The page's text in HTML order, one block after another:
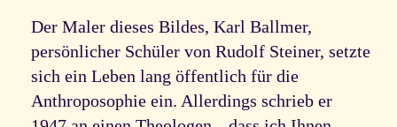
Der Maler dieses Bildes, Karl Ballmer,
persönlicher Schüler von Rudolf Steiner, setzte
sich ein Leben lang öffentlich für die
Anthroposophie ein. Allerdings schrieb er